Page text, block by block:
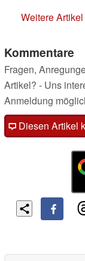
Weitere
Kommentare
Fragen,
Artikel? - Uns
Anmeldung
Diesen Artikel